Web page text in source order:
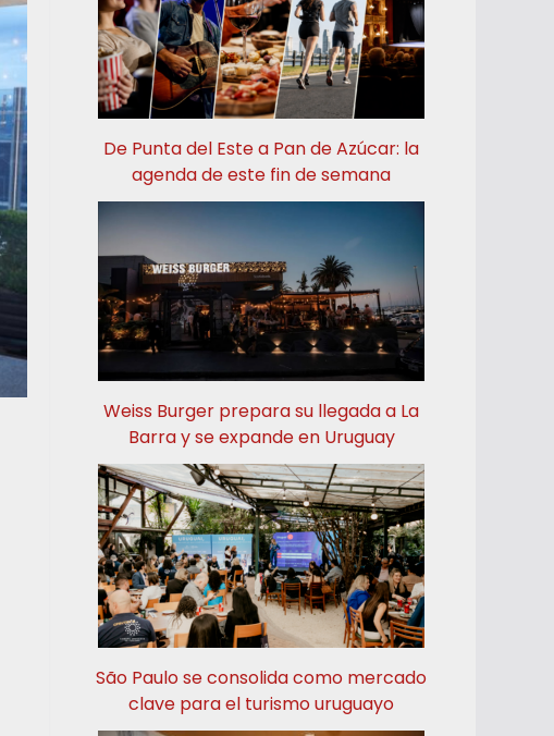
De Punta del Este a Pan de Azúcar: la
agenda de este fin de semana
Weiss Burger prepara su llegada a La
Barra y se expande en Uruguay
São Paulo se consolida como mercado
clave para el turismo uruguayo